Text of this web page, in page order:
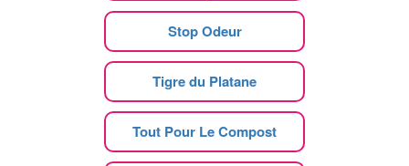
Stop Odeur
Tigre du Platane
Tout Pour Le Compost